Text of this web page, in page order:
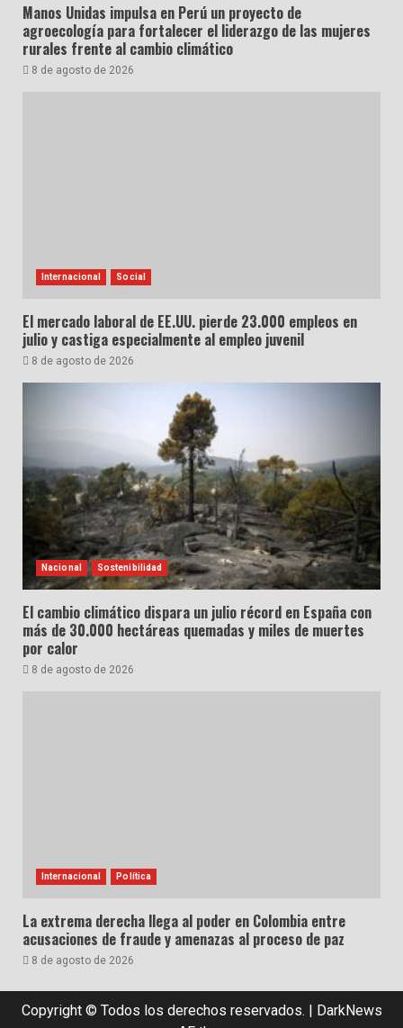
Manos Unidas impulsa en Perú un proyecto de
agroecología para fortalecer el liderazgo de las mujeres
rurales frente al cambio climático
8 de agosto de 2026
Internacional Social
El mercado laboral de EE.UU. pierde 23.000 empleos en
julio y castiga especialmente al empleo juvenil
8 de agosto de 2026
Nacional Sostenibilidad
El cambio climático dispara un julio récord en España con
más de 30.000 hectáreas quemadas y miles de muertes
por calor
8 de agosto de 2026
Internacional Política
La extrema derecha llega al poder en Colombia entre
acusaciones de fraude y amenazas al proceso de paz
8 de agosto de 2026
Copyright © Todos los derechos reservados. | DarkNews